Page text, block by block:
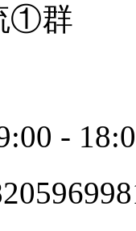
①群
-